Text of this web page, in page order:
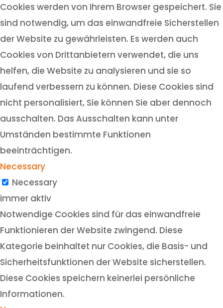
Cookies werden von Ihrem Browser gespeichert. Sie
sind notwendig, um das einwandfreie Sicherstellen
der Website zu gewährleisten. Es werden auch
Cookies von Drittanbietern verwendet, die uns
helfen, die Website zu analysieren und sie so
laufend verbessern zu können. Diese Cookies sind
nicht personalisiert, Sie können Sie aber dennoch
ausschalten. Das Ausschalten kann unter
Umständen bestimmte Funktionen
beeinträchtigen.
Necessary
Necessary
immer aktiv
Notwendige Cookies sind für das einwandfreie
Funktionieren der Website zwingend. Diese
Kategorie beinhaltet nur Cookies, die Basis- und
Sicherheitsfunktionen der Website sicherstellen.
Diese Cookies speichern keinerlei persönliche
Informationen.